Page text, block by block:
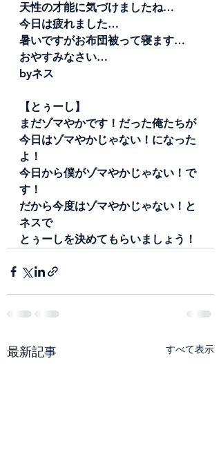
天性の才能に気づけましたね…
今日は疲れました…
暑いですがお布団被って寝ます…
おやすみなさい…
byネス
【とぅーし】
まだゾマやかです！だった俺たちが
今日はゾマやかじゃない！になった
よ！
今日から僕がゾマやかじゃない！で
す！
だから今度はゾマやかじゃない！と
ネスで
とぅーしを決めてもらいましょう！
最新記事 すべて表示